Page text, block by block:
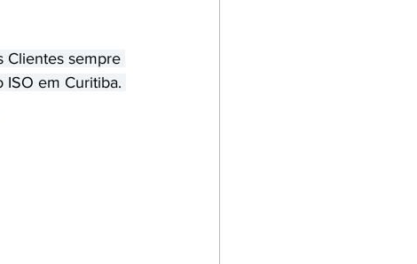
Clientes sempre
ISO em Curitiba.